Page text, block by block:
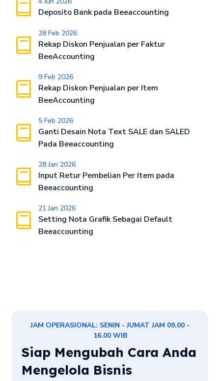
Deposito Bank pada Beeaccounting
28 Feb 2026
Rekap Diskon Penjualan per Faktur
BeeAccounting
9 Feb 2026
Rekap Diskon Penjualan per Item
BeeAccounting
5 Feb 2026
Ganti Desain Nota Text SALE dan SALED
Pada Beeaccounting
28 Jan 2026
Input Retur Pembelian Per Item pada
Beeaccounting
21 Jan 2026
Setting Nota Grafik Sebagai Default
Beeaccounting
JAM OPERASIONAL: SENIN - JUMAT JAM 09.00 -
16.00 WIB
Siap Mengubah Cara Anda
Mengelola Bisnis